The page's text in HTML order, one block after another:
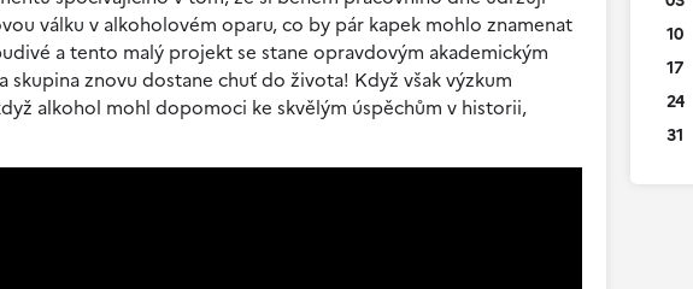
10
17
24
31
válku v alkoholovém oparu, co by pár kapek mohlo znamenat
a tento malý projekt se stane opravdovým akademickým
skupina znovu dostane chuť do života! Když však výzkum
alkohol mohl dopomoci ke skvělým úspěchům v historii,